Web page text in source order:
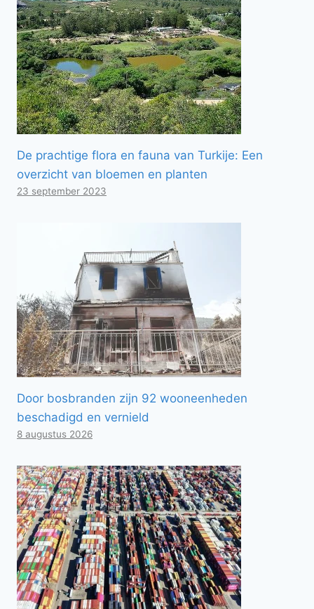
De prachtige flora en fauna van Turkije: Een
overzicht van bloemen en planten
23 september 2023
Door bosbranden zijn 92 wooneenheden
beschadigd en vernield
8 augustus 2026